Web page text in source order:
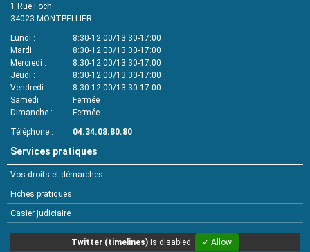
1 Rue Foch
34023 MONTPELLIER
Lundi
8:30-12:00/13:30-17:00
Mardi
8:30-12:00/13:30-17:00
Mercredi
8:30-12:00/13:30-17:00
Jeudi
8:30-12:00/13:30-17:00
Vendredi
8:30-12:00/13:30-17:00
Samedi
Fermée
Dimanche
Fermée
Téléphone
04.34.08.80.80
Services pratiques
Vos droits et démarches
Fiches pratiques
Casier judiciaire
Twitter (timelines) is disabled. ✓ Allow